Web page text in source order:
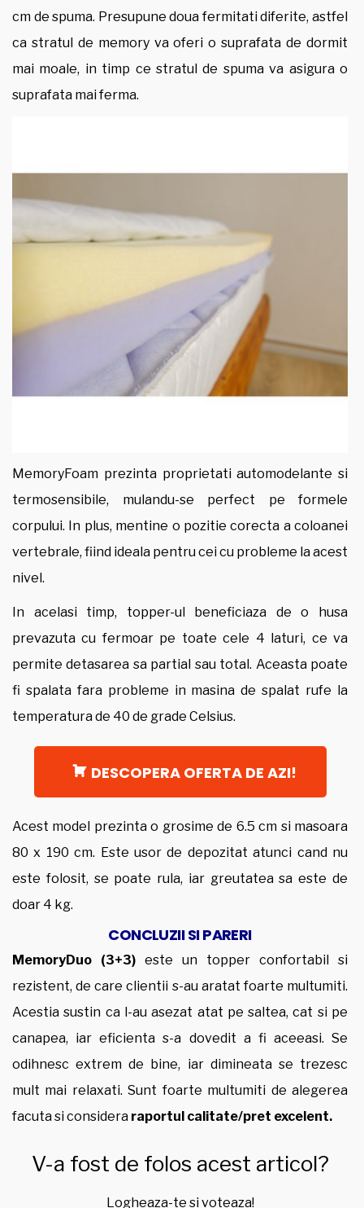
cm de spuma. Presupune doua fermitati diferite, astfel
ca stratul de memory va oferi o suprafata de dormit
mai moale, in timp ce stratul de spuma va asigura o
suprafata mai ferma.
MemoryFoam prezinta proprietati automodelante si
termosensibile, mulandu-se perfect pe formele
corpului. In plus, mentine o pozitie corecta a coloanei
vertebrale, fiind ideala pentru cei cu probleme la acest
nivel.
In acelasi timp, topper-ul beneficiaza de o husa
prevazuta cu fermoar pe toate cele 4 laturi, ce va
permite detasarea sa partial sau total. Aceasta poate
fi spalata fara probleme in masina de spalat rufe la
temperatura de 40 de grade Celsius.
DESCOPERA OFERTA DE AZI!
Acest model prezinta o grosime de 6.5 cm si masoara
80 x 190 cm. Este usor de depozitat atunci cand nu
este folosit, se poate rula, iar greutatea sa este de
doar 4 kg.
CONCLUZII SI PARERI
MemoryDuo (3+3) este un topper confortabil si
rezistent, de care clientii s-au aratat foarte multumiti.
Acestia sustin ca l-au asezat atat pe saltea, cat si pe
canapea, iar eficienta s-a dovedit a fi aceeasi. Se
odihnesc extrem de bine, iar dimineata se trezesc
mult mai relaxati. Sunt foarte multumiti de alegerea
facuta si considera raportul calitate/pret excelent.
V-a fost de folos acest articol?
Logheaza-te si voteaza!